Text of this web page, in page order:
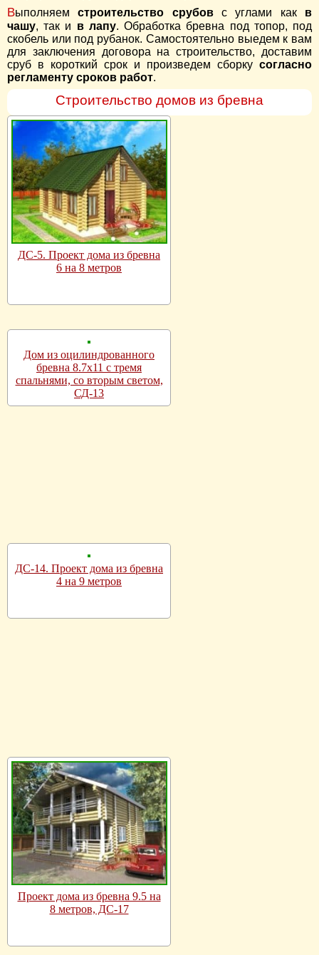
Выполняемстроительство срубовс углами как в
чашу, так и в лапу. Обработка бревна под топор, под
скобель или под рубанок. Самостоятельно выедем к вам
для заключения договора на строительство, доставим
сруб в короткий срок и произведем сборку согласно
регламенту сроков работ.
Строительство домов из бревна
ДС-5. Проект дома из бревна
6 на 8 метров
Дом из оцилиндрованного
бревна 8.7х11 с тремя
спальнями, со вторым светом,
СД-13
ДС-14. Проект дома из бревна
4 на 9 метров
Проект дома из бревна 9.5 на
8 метров, ДС-17